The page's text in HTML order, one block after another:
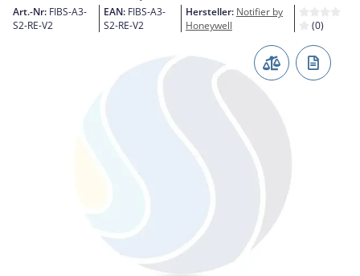
Art.-Nr: FIBS-A3-
S2-RE-V2
EAN: FIBS-A3-
S2-RE-V2
Hersteller: Notifier by
Honeywell
(0)